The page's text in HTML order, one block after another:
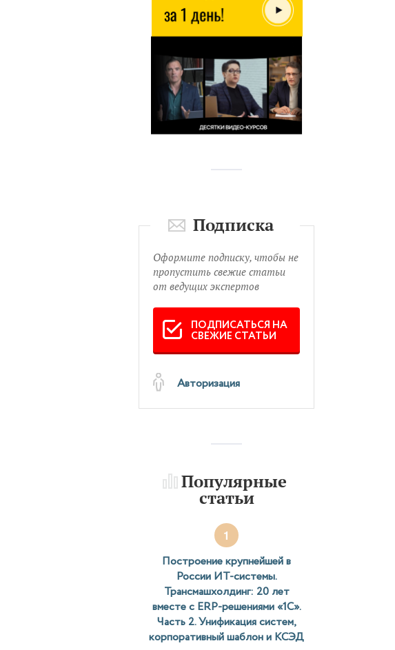
Подписка
Оформите подписку, чтобы не
пропустить свежие статьи
от ведущих экспертов
ПОДПИСАТЬСЯ НА
СВЕЖИЕ СТАТЬИ
Авторизация
Популярные
статьи
1
Построение крупнейшей в
России ИТ-системы.
Трансмашхолдинг: 20 лет
вместе с ERP-решениями «1С».
Часть 2. Унификация систем,
корпоративный шаблон и КСЭД